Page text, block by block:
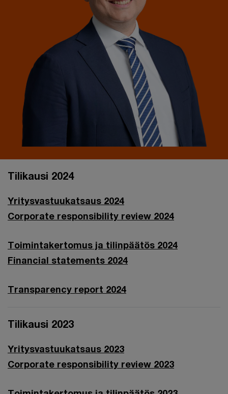
Tilikausi 2024
Yritysvastuukatsaus 2024
Corporate responsibility review 2024
Toimintakertomus ja tilinpäätös 2024
Financial statements 2024
Transparency report 2024
Tilikausi 2023
Yritysvastuukatsaus 2023
Corporate responsibility review 2023